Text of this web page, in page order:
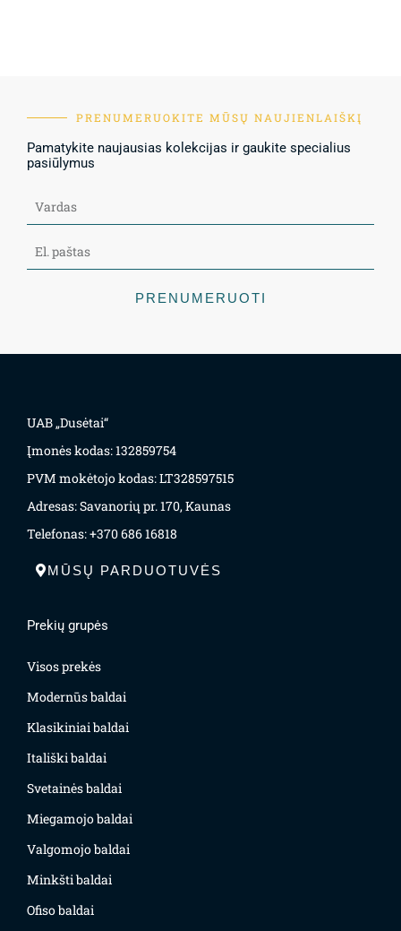
PRENUMERUOKITE MŪSŲ NAUJIENLAIŠKĮ
Pamatykite naujausias kolekcijas ir gaukite specialius
pasiūlymus
PRENUMERUOTI
UAB „Dusėtai“
Įmonės kodas: 132859754
PVM mokėtojo kodas: LT328597515
Adresas: Savanorių pr. 170, Kaunas
Telefonas: +370 686 16818
MŪSŲ PARDUOTUVĖS
Prekių grupės
Visos prekės
Modernūs baldai
Klasikiniai baldai
Itališki baldai
Svetainės baldai
Miegamojo baldai
Valgomojo baldai
Minkšti baldai
Ofiso baldai